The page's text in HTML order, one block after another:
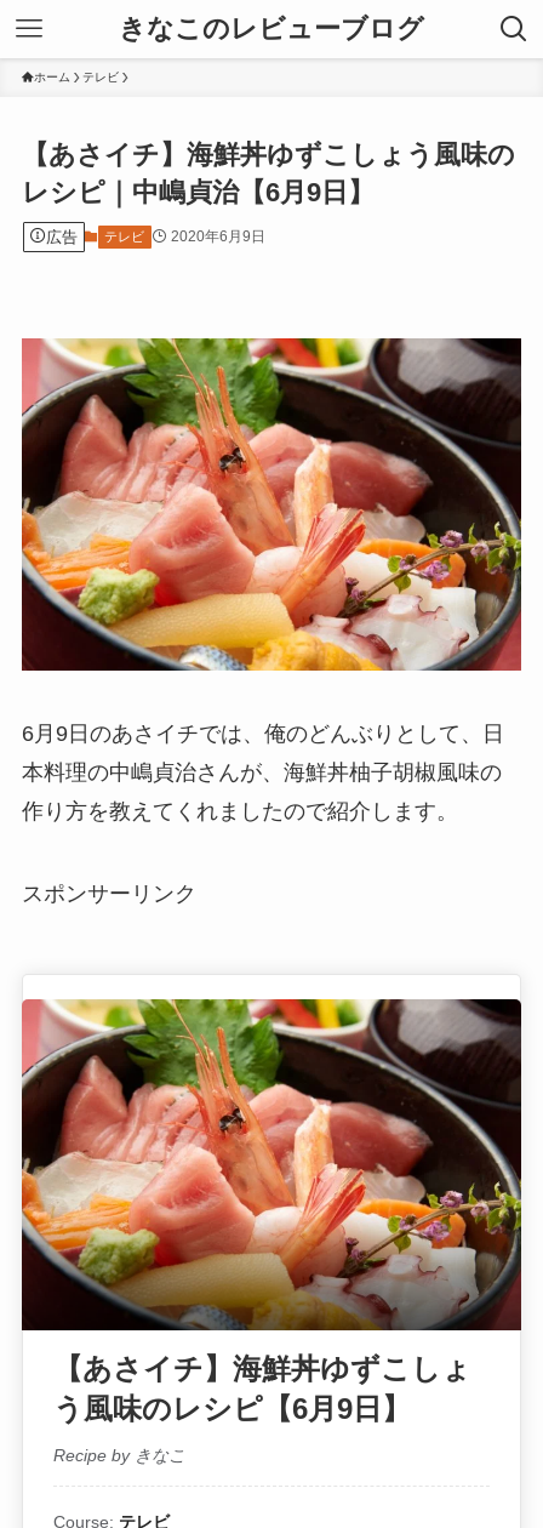
きなこのレビューブログ
ホーム テレビ
【あさイチ】海鮮丼ゆずこしょう風味の
レシピ｜中嶋貞治【6月9日】
広告 テレビ 2020年6月9日
6月9日のあさイチでは、俺のどんぶりとして、日
本料理の中嶋貞治さんが、海鮮丼柚子胡椒風味の
作り方を教えてくれましたので紹介します。
スポンサーリンク
【あさイチ】海鮮丼ゆずこしょ
う風味のレシピ【6月9日】
Recipe by きなこ
Course: テレビ